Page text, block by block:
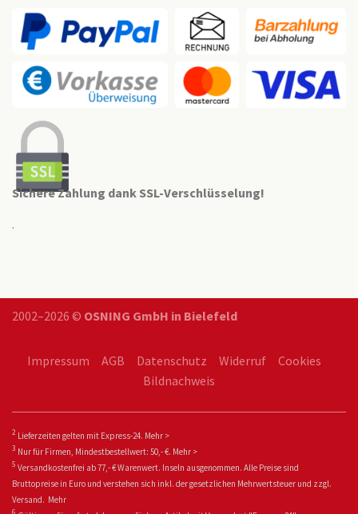
Sichere Zahlung dank SSL-Verschlüsselung!
.
2002–2026 © OSNING GmbH in Bielefeld
Impressum AGB Datenschutz Widerruf
Cookies
Bildnachweis
2 Lieferzeiten gelten mit Express-24. Mehr >
3 Nur für Firmen, Mindestbestellwert: 50,- €. Mehr >
5 Versandkostenfrei ab 77,- € Warenwert. Inseln ausgenommen. Alle Preise sind
Bruttopreise in Euro und verstehen sich inkl. der gesetzlichen Mehrwertsteuer und zzgl.
Versand. Mehr